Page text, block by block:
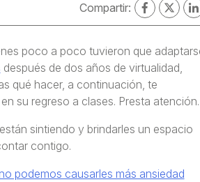
Compartir:
poco a poco tuvieron que
después de dos años de virtualidad,
qué hacer, a continuación, te
su regreso a clases. Presta atención.
sintiendo y brindarles un espacio
contigo.
podemos causarles más ansiedad